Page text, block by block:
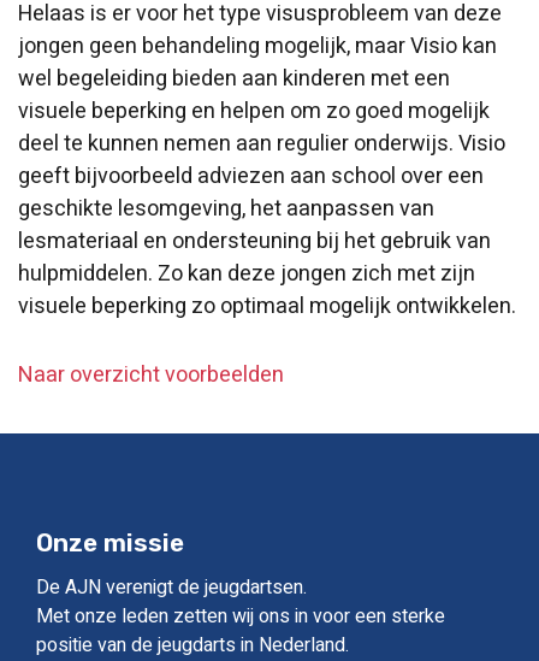
Helaas is er voor het type visusprobleem van deze
jongen geen behandeling mogelijk, maar Visio kan
wel begeleiding bieden aan kinderen met een
visuele beperking en helpen om zo goed mogelijk
deel te kunnen nemen aan regulier onderwijs. Visio
geeft bijvoorbeeld adviezen aan school over een
geschikte lesomgeving, het aanpassen van
lesmateriaal en ondersteuning bij het gebruik van
hulpmiddelen. Zo kan deze jongen zich met zijn
visuele beperking zo optimaal mogelijk ontwikkelen.
Naar overzicht voorbeelden
Onze missie
De AJN verenigt de jeugdartsen.
Met onze leden zetten wij ons in voor een sterke
positie van de jeugdarts in Nederland.